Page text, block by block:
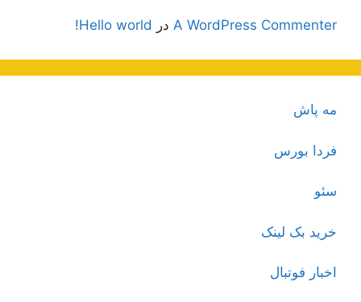
A WordPress Commenter در Hello world!
مه پاش
فردا بورس
سئو
خرید بک لینک
اخبار فوتبال